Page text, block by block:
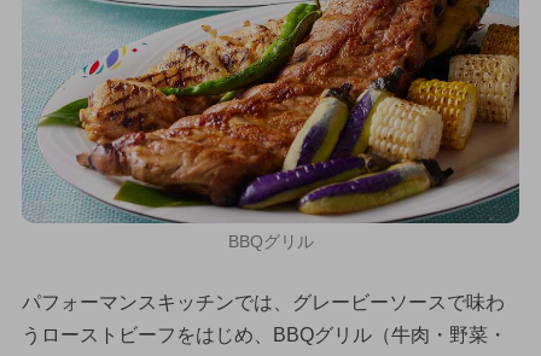
BBQグリル
パフォーマンスキッチンでは、グレービーソースで味わ
うローストビーフをはじめ、BBQグリル（牛肉・野菜・